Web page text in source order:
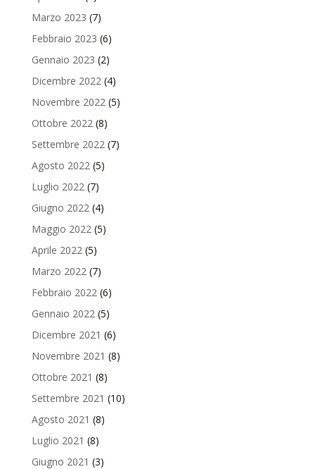
Marzo 2023 (7)
Febbraio 2023 (6)
Gennaio 2023 (2)
Dicembre 2022(4)
Novembre 2022(5)
Ottobre 2022(8)
Settembre 2022(7)
Agosto 2022(5)
Luglio 2022(7)
Giugno 2022(4)
Maggio 2022(5)
Aprile 2022(5)
Marzo 2022(7)
Febbraio 2022(6)
Gennaio 2022(5)
Dicembre 2021 (6)
Novembre 2021 (8)
Ottobre 2021 (8)
Settembre 2021 (10)
Agosto 2021 (8)
Luglio 2021 (8)
Giugno 2021 (3)